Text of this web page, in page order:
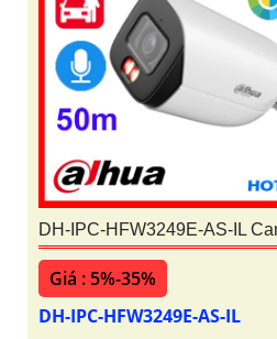
DH-IPC-HFW3249E-AS-IL
Giá : 5%-35%
DH-IPC-HFW3249E-AS-IL